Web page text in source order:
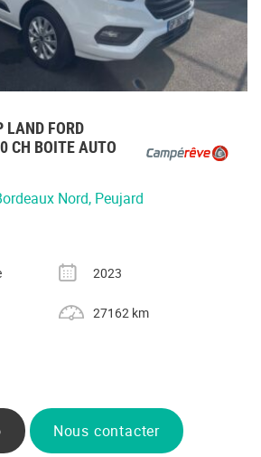
LAND FORD
CH BOITE AUTO
Nord, Peujard
grise Année
2023
27162 km
Nous contacter